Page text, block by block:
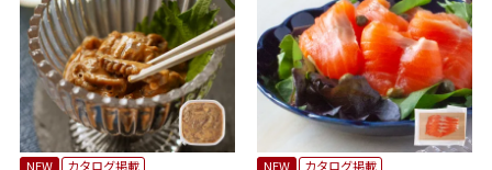
NEW カタログ掲載 NEW カタログ掲載